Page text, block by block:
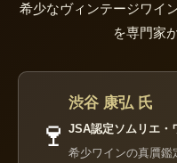
希少なヴィンテージワイ
を専門家
🍷
渋谷 康弘 氏
JSA認定ソムリエ・
希少ワインの真贋鑑